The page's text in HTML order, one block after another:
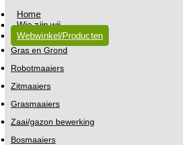
Home
Wie zijn wij
Webwinkel/Producten
Gras en Grond
Robotmaaiers
Zitmaaiers
Grasmaaiers
Zaai/gazon bewerking
Bosmaaiers